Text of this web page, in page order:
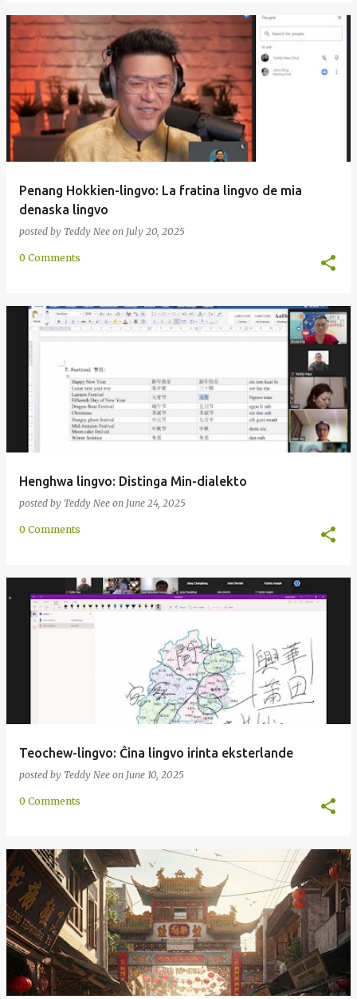
Penang Hokkien-lingvo: La fratina lingvo de mia
denaska lingvo
posted by Teddy Nee on July 20, 2025
0 Comments
Henghwa lingvo: Distinga Min-dialekto
posted by Teddy Nee on June 24, 2025
0 Comments
Teochew-lingvo: Ĉina lingvo irinta eksterlande
posted by Teddy Nee on June 10, 2025
0 Comments